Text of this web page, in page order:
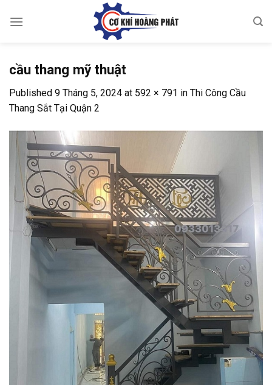
cầu thang mỹ thuật
Published 9 Tháng 5, 2024 at 592 × 791 in Thi Công Cầu
Thang Sắt Tại Quận 2